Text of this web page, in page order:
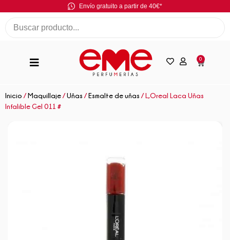
Envío gratuito a partir de 40€*
0
Inicio /Maquillaje /Uñas /Esmalte de uñas / L,Oreal Laca Uñas
Infalible Gel 011 #